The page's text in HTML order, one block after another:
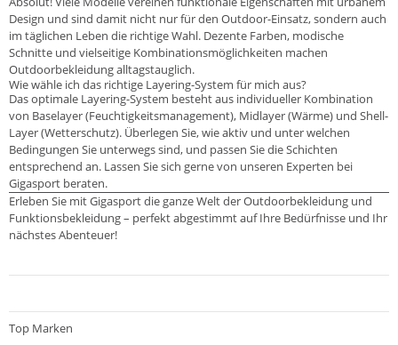
Design und sind damit nicht nur für den Outdoor-Einsatz, sondern auch
im täglichen Leben die richtige Wahl. Dezente Farben, modische
Schnitte und vielseitige Kombinationsmöglichkeiten machen
Outdoorbekleidung alltagstauglich.
Wie wähle ich das richtige Layering-System für mich aus?
Das optimale Layering-System besteht aus individueller Kombination
von Baselayer (Feuchtigkeitsmanagement), Midlayer (Wärme) und Shell-
Layer (Wetterschutz). Überlegen Sie, wie aktiv und unter welchen
Bedingungen Sie unterwegs sind, und passen Sie die Schichten
entsprechend an. Lassen Sie sich gerne von unseren Experten bei
Gigasport beraten.
Erleben Sie mit Gigasport die ganze Welt der Outdoorbekleidung und
Funktionsbekleidung – perfekt abgestimmt auf Ihre Bedürfnisse und Ihr
nächstes Abenteuer!
Top Marken